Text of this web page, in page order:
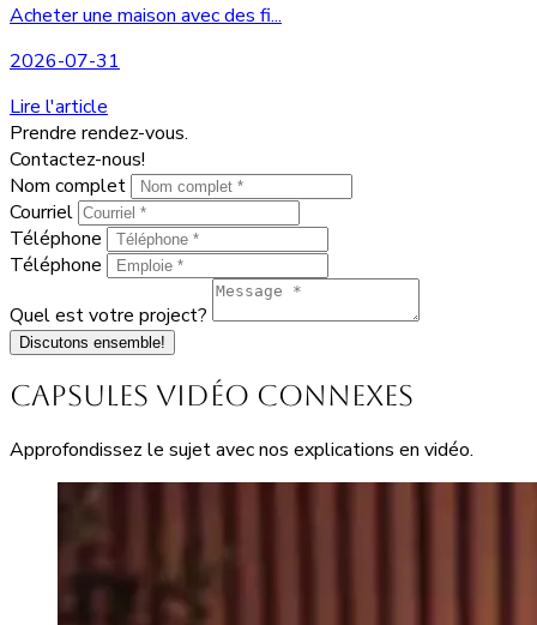
Acheter une maison avec des fi...
2026-07-31
Lire l'article
Prendre rendez-vous.
Contactez-nous!
Nom complet
Courriel
Téléphone
Téléphone
Quel est votre project?
Discutons ensemble!
Capsules vidéo connexes
Approfondissez le sujet avec nos explications en vidéo.